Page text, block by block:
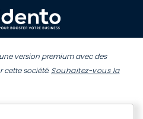
version premium avec des
cette société. Souhaitez-vous la